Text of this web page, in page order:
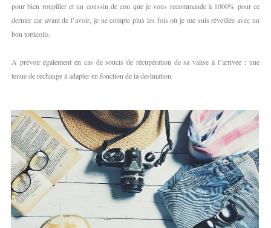
pour bien roupiller et un coussin de cou que je vous recommande à 1000% pour ce
dernier car avant de l’avoir, je ne compte plus les fois où je me suis réveillée avec un
bon torticolis.
A prévoir également en cas de soucis de récupération de sa valise à l’arrivée : une
tenue de rechange à adapter en fonction de la destination.